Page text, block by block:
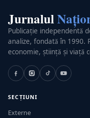
Jurnalul
Publicație independentă
analize, fondată în 1990.
economie, știință și viață
SECȚIUNI
Externe